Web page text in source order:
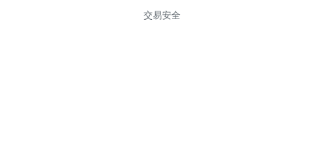
交易安全